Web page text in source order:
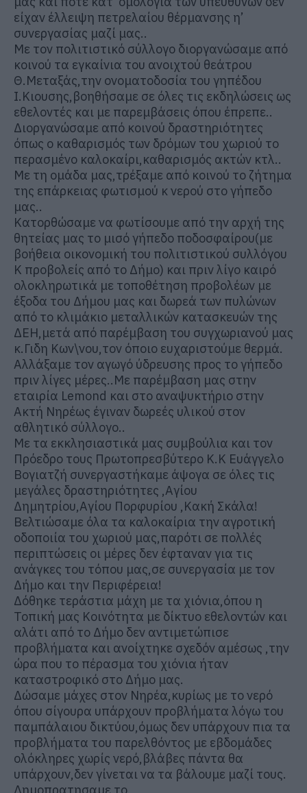
είχαν έλλειψη πετρελαίου θέρμανσης η’
συνεργασίας μαζί μας..
Με τον πολιτιστικό σύλλογο διοργανώσαμε από
κοινού τα εγκαίνια του ανοιχτού θεάτρου
Θ.Μεταξάς,την ονοματοδοσία του γηπέδου
Ι.Κιουσης,βοηθήσαμε σε όλες τις εκδηλώσεις ως
εθελοντές και με παρεμβάσεις όπου έπρεπε..
Διοργανώσαμε από κοινού δραστηριότητες
όπως ο καθαρισμός των δρόμων του χωριού το
περασμένο καλοκαίρι,καθαρισμός ακτών κτλ..
Με τη ομάδα μας,τρέξαμε από κοινού το ζήτημα
της επάρκειας φωτισμού κ νερού στο γήπεδο
μας..
Κατορθώσαμε να φωτίσουμε από την αρχή της
θητείας μας το μισό γήπεδο ποδοσφαίρου(με
βοήθεια οικονομική του πολιτιστικού συλλόγου
Κ προβολείς από το Δήμο) και πριν λίγο καιρό
ολοκληρωτικά με τοποθέτηση προβολέων με
έξοδα του Δήμου μας και δωρεά των πυλώνων
από το κλιμάκιο μεταλλικών κατασκευών της
ΔΕΗ,μετά από παρέμβαση του συγχωριανού μας
κ.Γιδη Κων\νου,τον όποιο ευχαριστούμε θερμά.
Αλλάξαμε τον αγωγό ύδρευσης προς το γήπεδο
πριν λίγες μέρες..Με παρέμβαση μας στην
εταιρία Lemond και στο αναψυκτήριο στην
Ακτή Νηρέως έγιναν δωρεές υλικού στον
αθλητικό σύλλογο..
Με τα εκκλησιαστικά μας συμβούλια και τον
Πρόεδρο τους Πρωτοπρεσβύτερο Κ.Κ Ευάγγελο
Βογιατζή συνεργαστήκαμε άψογα σε όλες τις
μεγάλες δραστηριότητες ,Αγίου
Δημητρίου,Αγίου Πορφυρίου ,Κακή Σκάλα!
Βελτιώσαμε όλα τα καλοκαίρια την αγροτική
οδοποιία του χωριού μας,παρότι σε πολλές
περιπτώσεις οι μέρες δεν έφταναν για τις
ανάγκες του τόπου μας,σε συνεργασία με τον
Δήμο και την Περιφέρεια!
Δόθηκε τεράστια μάχη με τα χιόνια,όπου η
Τοπική μας Κοινότητα με δίκτυο εθελοντών και
αλάτι από το Δήμο δεν αντιμετώπισε
προβλήματα και ανοίχτηκε σχεδόν αμέσως ,την
ώρα που το πέρασμα του χιόνια ήταν
καταστροφικό στο Δήμο μας.
Δώσαμε μάχες στον Νηρέα,κυρίως με το νερό
όπου σίγουρα υπάρχουν προβλήματα λόγω του
παμπάλαιου δικτύου,όμως δεν υπάρχουν πια τα
προβλήματα του παρελθόντος με εβδομάδες
ολόκληρες χωρίς νερό,βλάβες πάντα θα
υπάρχουν,δεν γίνεται να τα βάλουμε μαζί τους.
Δημοπρατησαμε το